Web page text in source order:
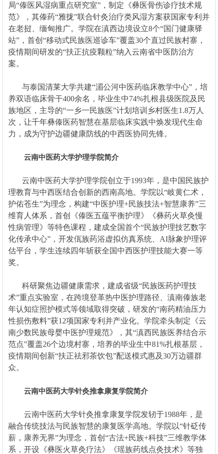
局“傣医风湿病重点研究室”，制定《彝医骨伤诊疗技术规
范》，其傣药“雅拢”联合针灸治疗类风湿方案获国家专利并
在老挝、缅甸推广。学院在滇西边境设立8个“国门健康驿
站”，首创“移动式民族医巡诊车”覆盖30个直过民族村寨，
疫情期间研发的“扶正抗疫颗粒”纳入云南省中医防治方
案。
与泰国清莱大学共建“湄公河中医药临床教学中心”，培
养双语临床骨干400余名，毕业生中74%扎根县级医院及民
族地区，主导的“一乡一民族医”计划培训乡村医生1.8万人
次，让千年彝傣医药智慧在基层临床实践中焕发现代生命
力，成为守护边疆健康防线的中西医协同先锋。
云南中医药大学护理学院简介
云南中医药大学护理学院创立于1993年，是中国民族护
理教育与中西医结合创新的西南高地。学院以“岐黄仁术，
护佑苍生”为理念，构建“中医护理+民族技法+智慧康养”三
维育人体系，首创《傣医五蕴平衡护理》《彝药火草灸慢
性病管理》等特色课程，建成全国首个“民族护理技艺数字
化传承中心”，开发佤族药浴虚拟仿真系统、AI脉象护理评
估平台，学生连续四年斩获全国中西医护理技能大赛一等
奖。
科研聚焦边疆健康需求，建成省级“民族医药护理技
术”重点实验室，在跨境登革热中医护理路径、滇南傣族老
年认知症照护模式等领域取得突破，研发的“南药精油压力
性损伤敷料”获12项国家专利并产业化。学院牵头制定《云
南少数民族母婴中医护理规范》，其“滇西民族医养结合示
范点”覆盖26个边境村寨，培养的毕业生中81%扎根基层，
疫情期间创新“扶正祛邪茶饮包”配送模式惠及30万边疆群
众。
云南中医药大学针灸推拿康复学院简介
云南中医药大学针灸推拿康复学院发轫于1988年，是
融合传统技法与民族智慧的康复医学高地。学院以“针砭传
薪，康养无界”为理念，首创“古法+民族+科技”三维教学体
系，开设《彝医火草灸疗法》《瑶族药线点灸技术》等独